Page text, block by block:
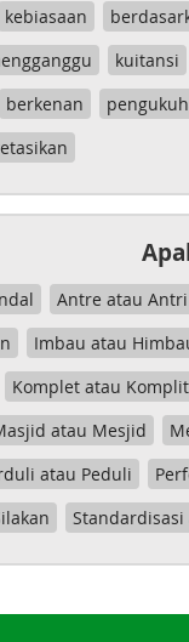
kebiasaan
kuitansi
berkenan
Antre atau Antri
Imbau atau
Komplet atau Komplit
atau Mesjid
atau Peduli